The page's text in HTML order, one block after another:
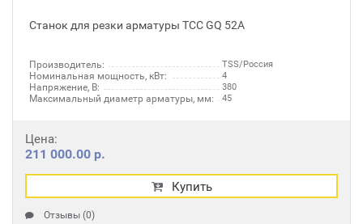
Станок для резки арматуры ТСС GQ 52А
Производитель: TSS/Россия
Номинальная мощность, кВт: 4
Напряжение, В: 380
Максимальный диаметр арматуры, мм: 45
Цена:
211 000.00 р.
Купить
Отзывы (0)